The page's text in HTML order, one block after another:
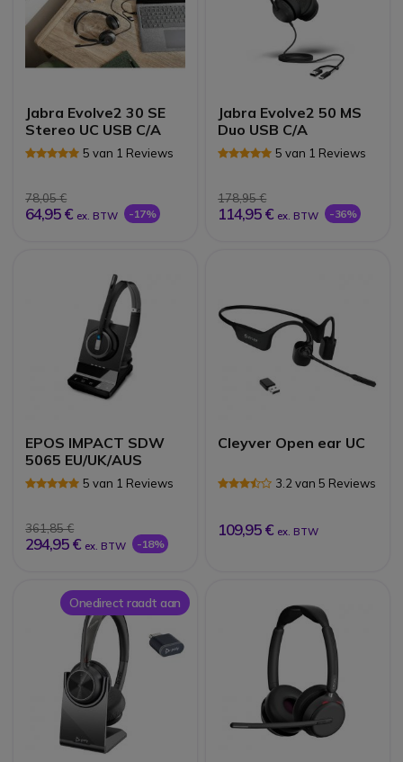
Jabra Evolve2 30 SE
Stereo UC USB C/A
5 van 1 Reviews
78,05 €
64,95 € ex. BTW -17%
Jabra Evolve2 50 MS
Duo USB C/A
5 van 1 Reviews
178,95 €
114,95 € ex. BTW -36%
EPOS IMPACT SDW
5065 EU/UK/AUS
5 van 1 Reviews
361,85 €
294,95 € ex. BTW -18%
Cleyver Open ear UC
3.2 van 5 Reviews
109,95 € ex. BTW
Onedirect raadt aan